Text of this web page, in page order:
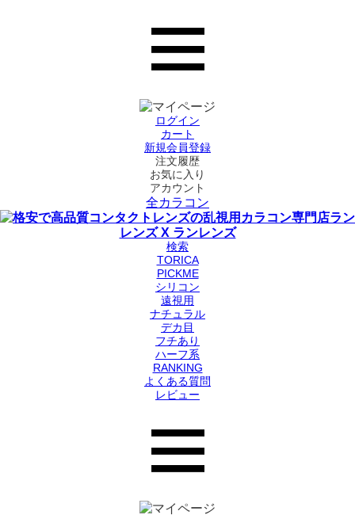
ログイン
カート
新規会員登録
注文履歴
お気に入り
アカウント
全カラコン
検索
TORICA
PICKME
シリコン
遠視用
ナチュラル
デカ目
フチあり
ハーフ系
RANKING
よくある質問
レビュー